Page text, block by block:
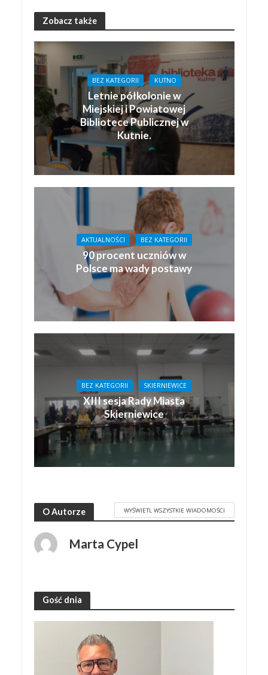
Zobacz także
BEZ KATEGORII KUTNO
Letnie półkolonie w
Miejskiej i Powiatowej
Bibliotece Publicznej w
Kutnie.
AKTUALNOŚCI BEZ KATEGORII
90 procent uczniów w
Polsce ma wady postawy
BEZ KATEGORII SKIERNIEWICE
XIII sesja Rady Miasta
Skierniewice
O Autorze WYŚWIETL WSZYSTKIE WIADOMOŚCI
Marta Cypel
Gość dnia